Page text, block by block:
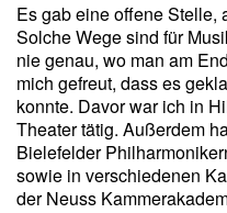
Es gab eine offene Stelle,
Solche Wege sind für
nie genau, wo man am
mich gefreut, dass es
konnte. Davor war ich in
Theater tätig. Außerdem
Bielefelder
sowie in verschiedenen
der Neuss